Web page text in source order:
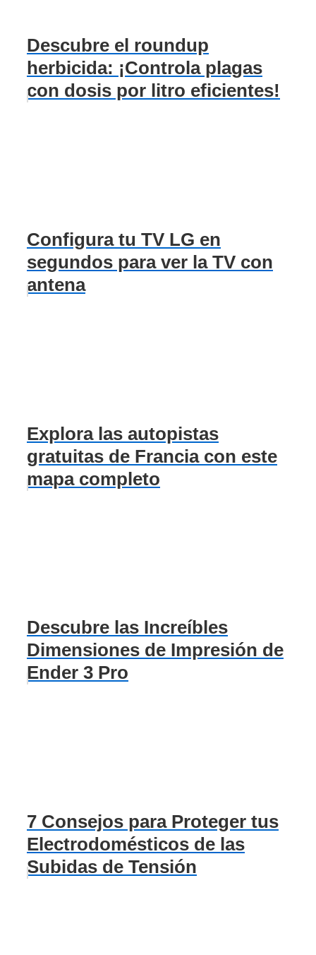
Descubre el roundup
herbicida: ¡Controla plagas
con dosis por litro eficientes!
Configura tu TV LG en
segundos para ver la TV con
antena
Explora las autopistas
gratuitas de Francia con este
mapa completo
Descubre las Increíbles
Dimensiones de Impresión de
Ender 3 Pro
7 Consejos para Proteger tus
Electrodomésticos de las
Subidas de Tensión